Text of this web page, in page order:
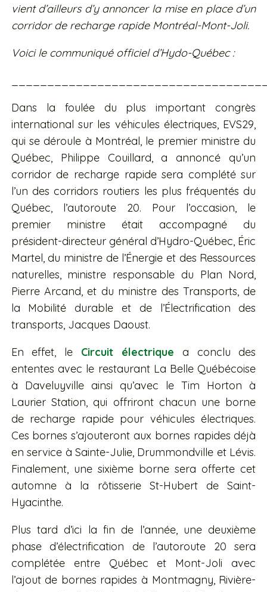
vient d’ailleurs d’y annoncer la mise en place d’un
corridor de recharge rapide Montréal-Mont-Joli.
Voici le communiqué officiel d’Hydo-Québec :
Dans la foulée du plus important congrès
international sur les véhicules électriques, EVS29,
qui se déroule à Montréal, le premier ministre du
Québec, Philippe Couillard, a annoncé qu’un
corridor de recharge rapide sera complété sur
l’un des corridors routiers les plus fréquentés du
Québec, l’autoroute 20. Pour l’occasion, le
premier ministre était accompagné du
président-directeur général d’Hydro-Québec, Éric
Martel, du ministre de l’Énergie et des Ressources
naturelles, ministre responsable du Plan Nord,
Pierre Arcand, et du ministre des Transports, de
la Mobilité durable et de l’Électrification des
transports, Jacques Daoust.
En effet, le Circuit électrique a conclu des
ententes avec le restaurant La Belle Québécoise
à Daveluyville ainsi qu’avec le Tim Horton à
Laurier Station, qui offriront chacun une borne
de recharge rapide pour véhicules électriques.
Ces bornes s’ajouteront aux bornes rapides déjà
en service à Sainte-Julie, Drummondville et Lévis.
Finalement, une sixième borne sera offerte cet
automne à la rôtisserie St-Hubert de Saint-
Hyacinthe.
Plus tard d’ici la fin de l’année, une deuxième
phase d’électrification de l’autoroute 20 sera
complétée entre Québec et Mont-Joli avec
l’ajout de bornes rapides à Montmagny, Rivière-